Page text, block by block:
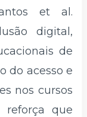
et al.
digital,
de
do acesso e
nos cursos
reforça que